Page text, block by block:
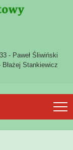
- Paweł Śliwiński
Błażej Stankiewicz